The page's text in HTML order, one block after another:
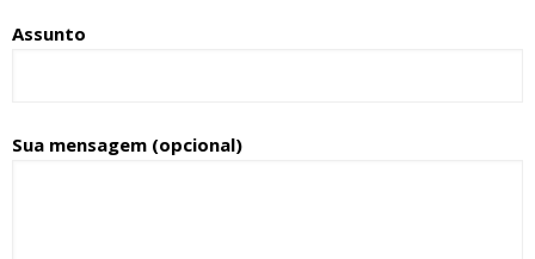
Assunto
Sua mensagem (opcional)